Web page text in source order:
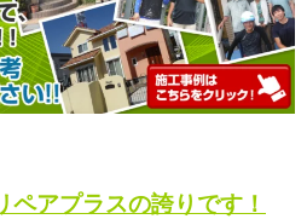
ペアプラスの誇りです！